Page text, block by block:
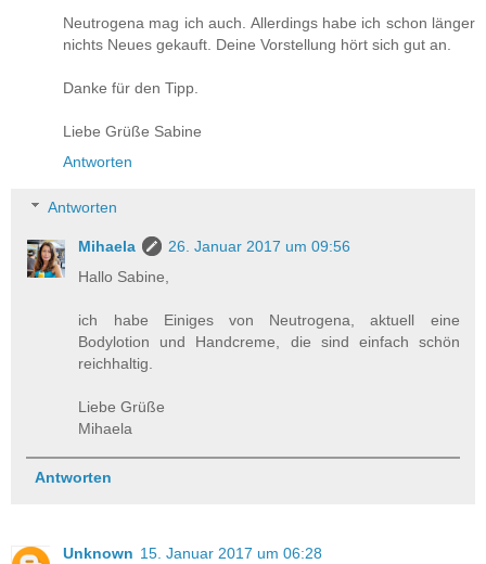
Neutrogena mag ich auch. Allerdings habe ich schon länger
nichts Neues gekauft. Deine Vorstellung hört sich gut an.
Danke für den Tipp.
Liebe Grüße Sabine
Antworten
Antworten
Mihaela
26. Januar 2017 um 09:56
Hallo Sabine,
ich habe Einiges von Neutrogena, aktuell eine
Bodylotion und Handcreme, die sind einfach schön
reichhaltig.
Liebe Grüße
Mihaela
Antworten
Unknown 15. Januar 2017 um 06:28